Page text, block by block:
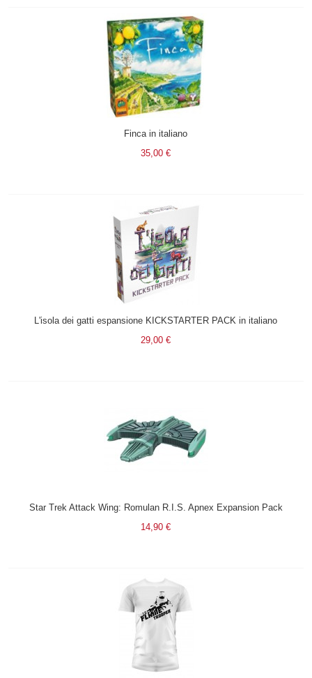
Finca in italiano
35,00 €
L'isola dei gatti espansione KICKSTARTER PACK in italiano
29,00 €
Star Trek Attack Wing: Romulan R.I.S. Apnex Expansion Pack
14,90 €